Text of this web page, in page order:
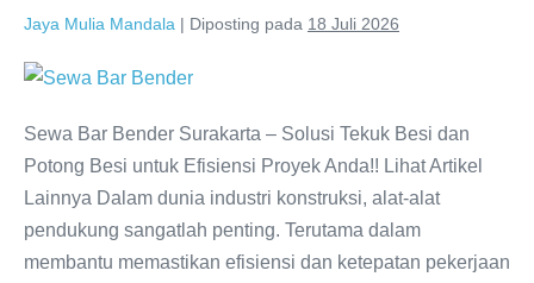
Jaya Mulia Mandala | Diposting pada 18 Juli 2026
Sewa Bar Bender Surakarta – Solusi Tekuk Besi dan
Potong Besi untuk Efisiensi Proyek Anda!! Lihat Artikel
Lainnya Dalam dunia industri konstruksi, alat-alat
pendukung sangatlah penting. Terutama dalam
membantu memastikan efisiensi dan ketepatan pekerjaan